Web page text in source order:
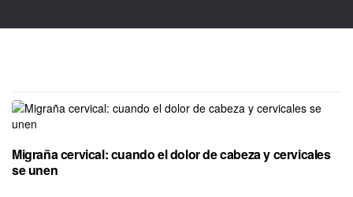
Migraña cervical: cuando el dolor de cabeza y cervicales
se unen